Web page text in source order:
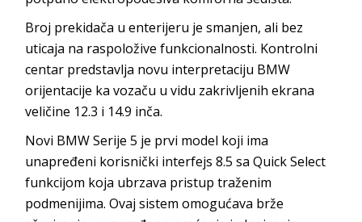
Broj prekidača u enterijeru je smanjen, ali bez
uticaja na raspoložive funkcionalnosti. Kontrolni
centar predstavlja novu interpretaciju BMW
orijentacije ka vozaču u vidu zakrivljenih ekrana
veličine 12.3 i 14.9 inča.
Novi BMW Serije 5 je prvi model koji ima
unapređeni korisnički interfejs 8.5 sa Quick Select
funkcijom koja ubrzava pristup traženim
podmenijima. Ovaj sistem omogućava brže